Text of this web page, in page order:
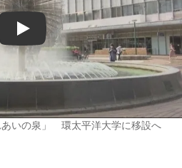
Play
あいの泉」 環太平洋大学に移設へ